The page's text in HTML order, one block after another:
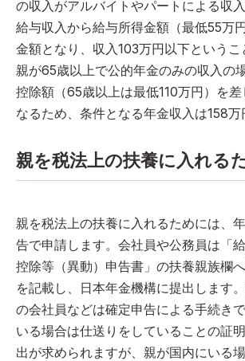
の収入がアルバイトやパートによる収入
給与収入から給与所得金額（最低55万
金額となり、収入103万円以下というこ
親が65歳以上で公的年金のみの収入の
控除額（65歳以上は最低110万円）を
なるため、条件となる年金収入は158万
親を税法上の扶養に入れる
親を税法上の扶養に入れるためには、
告で申請します。会社員や公務員は「
控除等（異動）申告書」の扶養親族欄
を記載し、日本年金機構に提出します
の会社員などは確定申告による手続き
いる場合は仕送りをしていることの証
出が求められますが、親が国内にいる